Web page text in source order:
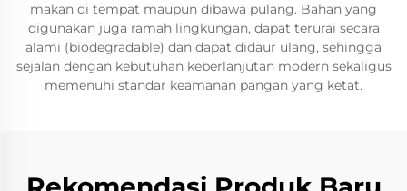
makan di tempat maupun dibawa pulang. Bahan yang
digunakan juga ramah lingkungan, dapat terurai secara
alami (biodegradable) dan dapat didaur ulang, sehingga
sejalan dengan kebutuhan keberlanjutan modern sekaligus
memenuhi standar keamanan pangan yang ketat.